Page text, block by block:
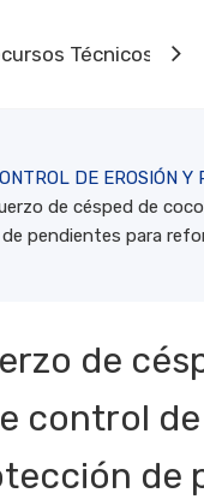
Técnicos
DE EROSIÓN Y
de césped de
pendientes para
de
control
de